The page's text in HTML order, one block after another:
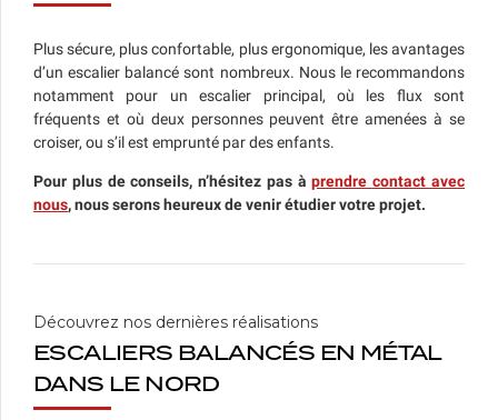
Plus sécure, plus confortable, plus ergonomique, les avantages
d’un escalier balancé sont nombreux. Nous le recommandons
notamment pour un escalier principal, où les flux sont
fréquents et où deux personnes peuvent être amenées à se
croiser, ou s’il est emprunté par des enfants.
Pour plus de conseils, n’hésitez pas àprendre contact avec
nous, nous serons heureux de venir étudier votre projet.
Découvrez nos dernières réalisations
ESCALIERS BALANCÉS EN MÉTAL
DANS LE NORD